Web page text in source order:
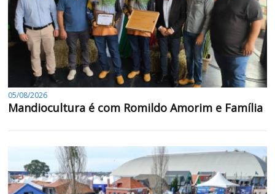
05/08/2026
Mandiocultura é com Romildo Amorim e Família